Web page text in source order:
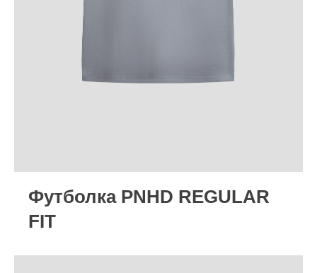
Футболка PNHD REGULAR
FIT